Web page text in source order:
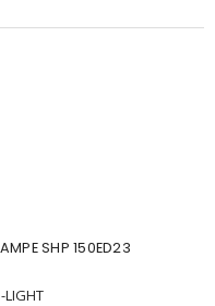
SHP 150ED23
LIGHT